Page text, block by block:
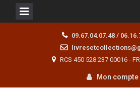
09.67.04.07.48 /
RCS 450 528 237 00016 -
Mon compte